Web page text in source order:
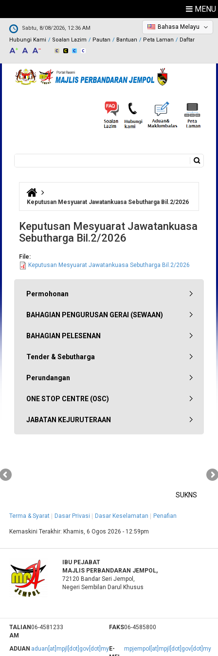
MENU
Sabtu, 8/08/2026, 12:36 AM
Hubungi Kami
Soalan Lazim Pautan Bantuan Peta Laman Daftar
Bahasa Melayu
Borang carian
Anda di sini
Keputusan Mesyuarat Jawatankuasa Sebutharga Bil.2/2026
Keputusan Mesyuarat Jawatankuasa
Sebutharga Bil.2/2026
File:
Keputusan Mesyuarat Jawatankuasa Sebutharga Bil.2/2026
Permohonan
BAHAGIAN PENGURUSAN GERAI (SEWAAN)
BAHAGIAN PELESENAN
Tender & Sebutharga
Perundangan
ONE STOP CENTRE (OSC)
JABATAN KEJURUTERAAN
SUKNS
Terma & Syarat Dasar Privasi Dasar Keselamatan Penafian
Kemaskini Terakhir: Khamis, 6 Ogos 2026 - 12:59pm
IBU PEJABAT
MAJLIS PERBANDARAN JEMPOL,
72120 Bandar Seri Jempol,
Negeri Sembilan Darul Khusus
TALIAN
AM
06-4581233 FAKS06-4585800
ADUAN aduan[at]mpjl[dot]gov[dot]myE-
mpjempol[at]mpjl[dot]gov[dot]my